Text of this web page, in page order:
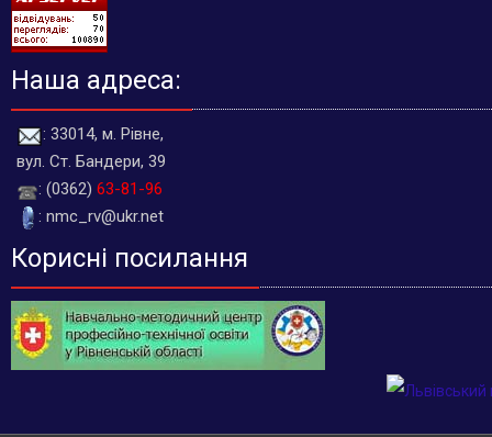
Наша адреса:
: 33014, м. Рівне,
вул. Ст. Бандери, 39
: (0362) 63-81-96
: nmc_rv@ukr.net
Корисні посилання